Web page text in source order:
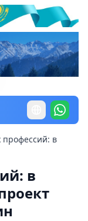
профессий: в
в